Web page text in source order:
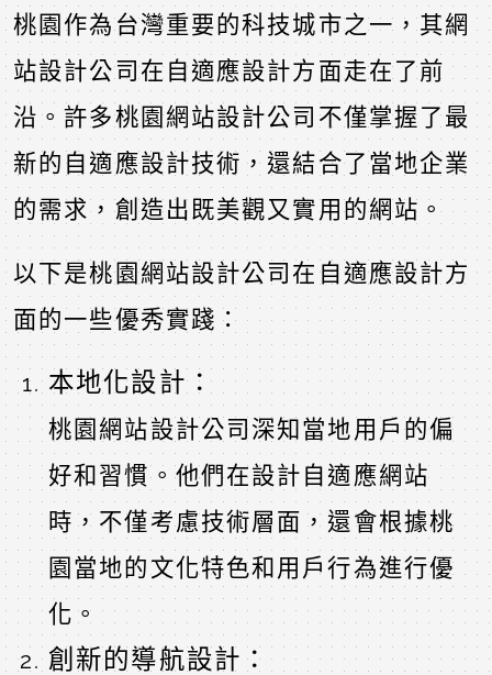
桃園作為台灣重要的科技城市之一，其網
站設計公司在自適應設計方面走在了前
沿。許多桃園網站設計公司不僅掌握了最
新的自適應設計技術，還結合了當地企業
的需求，創造出既美觀又實用的網站。
以下是桃園網站設計公司在自適應設計方
面的一些優秀實踐：
本地化設計：
桃園網站設計公司深知當地用戶的偏
好和習慣。他們在設計自適應網站
時，不僅考慮技術層面，還會根據桃
園當地的文化特色和用戶行為進行優
化。
創新的導航設計：